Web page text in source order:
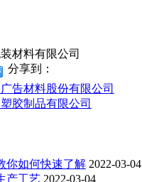
分享到：
广告材料股份有限公司
胶制品有限公司
你如何快速了解 2022-03-04
产工艺 2022-03-04